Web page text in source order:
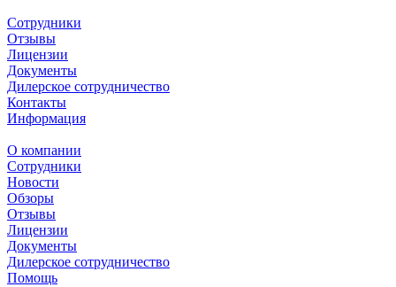
Сотрудники
Отзывы
Лицензии
Документы
Дилерское сотрудничество
Контакты
Информация
О компании
Сотрудники
Новости
Обзоры
Отзывы
Лицензии
Документы
Дилерское сотрудничество
Помощь